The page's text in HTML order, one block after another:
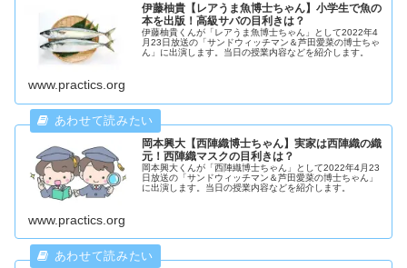
伊藤柚貴【レアうま魚博士ちゃん】小学生で魚の
本を出版！高級サバの目利きは？
伊藤柚貴くんが「レアうま魚博士ちゃん」として2022年4
月23日放送の「サンドウィッチマン＆芦田愛菜の博士ちゃ
ん」に出演します。当日の授業内容などを紹介します。
www.practics.org
岡本興大【西陣織博士ちゃん】実家は西陣織の織
元！西陣織マスクの目利きは？
岡本興大くんが「西陣織博士ちゃん」として2022年4月23
日放送の「サンドウィッチマン＆芦田愛菜の博士ちゃん」
に出演します。当日の授業内容などを紹介します。
www.practics.org